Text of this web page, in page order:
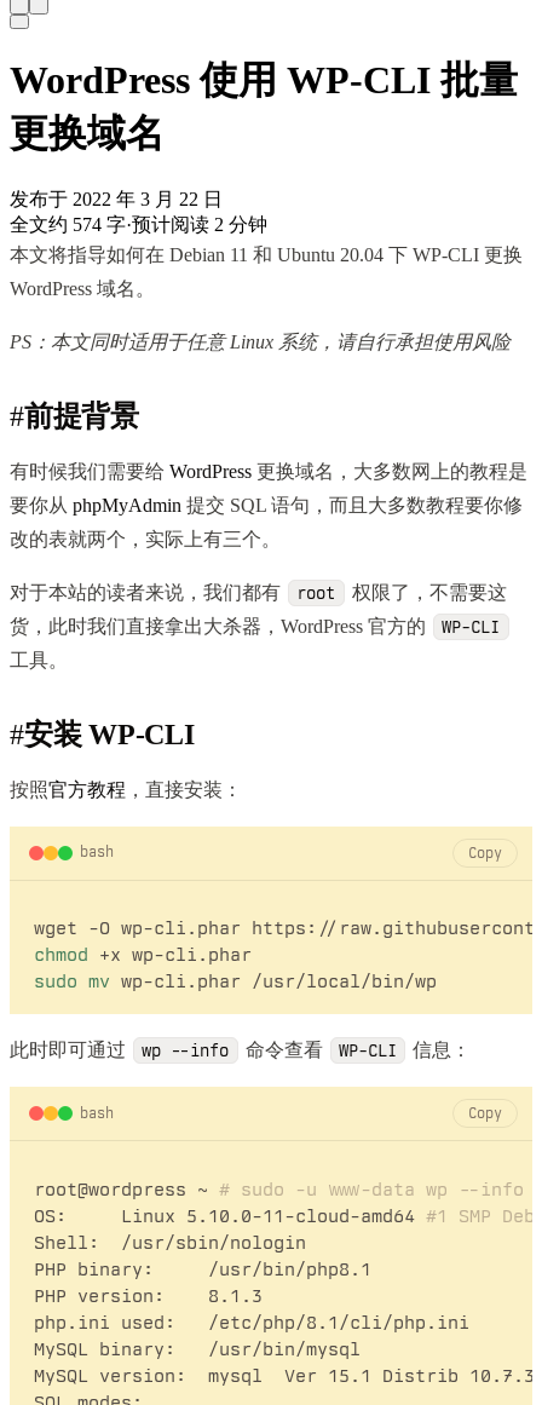
WordPress 使用 WP-CLI 批量
更换域名
发布于 2022 年 3 月 22 日
全文约 574 字·预计阅读 2 分钟
本文将指导如何在 Debian 11 和 Ubuntu 20.04 下 WP-CLI 更换
WordPress 域名。
PS：本文同时适用于任意 Linux 系统，请自行承担使用风险
#前提背景
有时候我们需要给 WordPress 更换域名，大多数网上的教程是
要你从 phpMyAdmin 提交 SQL 语句，而且大多数教程要你修
改的表就两个，实际上有三个。
对于本站的读者来说，我们都有 root
权限了，不需要这
货，此时我们直接拿出大杀器，WordPress 官方的
WP-CLI
工具。
#安装 WP-CLI
按照官方教程 ，直接安装：
bash Copy
chmod
sudo mv
此时即可通过 wp --info 命令查看 WP-CLI 信息：
bash Copy
root@wordpress ~ # sudo -u www-data wp --info
OS:	Linux 5.10.0-11-cloud-amd64 #1 SMP
Shell:	/usr/sbin/nologin
PHP binary:	/usr/bin/php8.1
PHP version:	8.1.3
php.ini used:	/etc/php/8.1/cli/php.ini
MySQL binary:	/usr/bin/mysql
MySQL version:	mysql  Ver 15.1 Distrib